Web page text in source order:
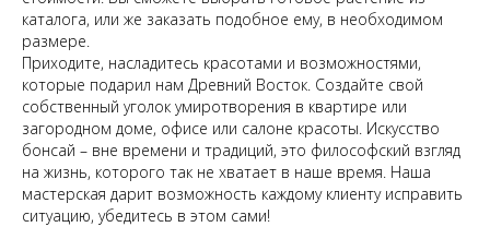
каталога, или же заказать подобное ему, в необходимом
размере.
Приходите, насладитесь красотами и возможностями,
которые подарил нам Древний Восток. Создайте свой
собственный уголок умиротворения в квартире или
загородном доме, офисе или салоне красоты. Искусство
бонсай – вне времени и традиций, это философский взгляд
на жизнь, которого так не хватает в наше время. Наша
мастерская дарит возможность каждому клиенту исправить
ситуацию, убедитесь в этом сами!